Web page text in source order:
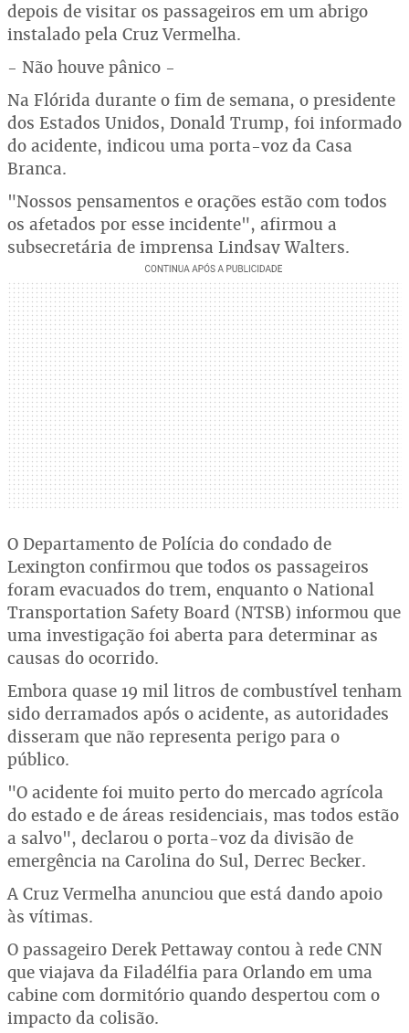
depois de visitar os passageiros em um abrigo
instalado pela Cruz Vermelha.
- Não houve pânico -
Na Flórida durante o fim de semana, o presidente
dos Estados Unidos, Donald Trump, foi informado
do acidente, indicou uma porta-voz da Casa
Branca.
"Nossos pensamentos e orações estão com todos
os afetados por esse incidente", afirmou a
subsecretária de imprensa Lindsay Walters.
O Departamento de Polícia do condado de
Lexington confirmou que todos os passageiros
foram evacuados do trem, enquanto o National
Transportation Safety Board (NTSB) informou que
uma investigação foi aberta para determinar as
causas do ocorrido.
Embora quase 19 mil litros de combustível tenham
sido derramados após o acidente, as autoridades
disseram que não representa perigo para o
público.
"O acidente foi muito perto do mercado agrícola
do estado e de áreas residenciais, mas todos estão
a salvo", declarou o porta-voz da divisão de
emergência na Carolina do Sul, Derrec Becker.
A Cruz Vermelha anunciou que está dando apoio
às vítimas.
O passageiro Derek Pettaway contou à rede CNN
que viajava da Filadélfia para Orlando em uma
cabine com dormitório quando despertou com o
impacto da colisão.